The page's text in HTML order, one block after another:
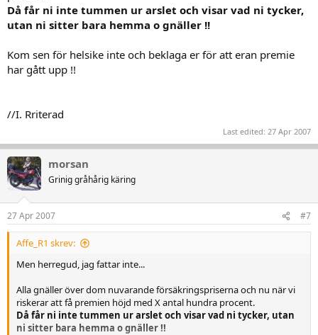
Då får ni inte tummen ur arslet och visar vad ni tycker,
utan ni sitter bara hemma o gnäller !!
Kom sen för helsike inte och beklaga er för att eran premie
har gått upp !!
//I. Rriterad
Last edited: 27 Apr 2007
morsan
Grinig gråhårig käring
27 Apr 2007 #7
Affe_R1 skrev:
Men herregud, jag fattar inte...
Alla gnäller över dom nuvarande försäkringspriserna och nu när vi
riskerar att få premien höjd med X antal hundra procent.
Då får ni inte tummen ur arslet och visar vad ni tycker, utan
ni sitter bara hemma o gnäller !!